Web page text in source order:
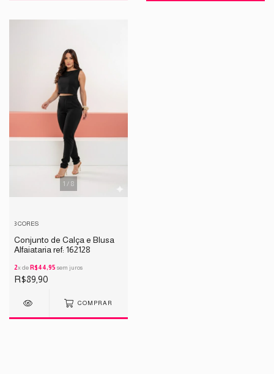
1 / 8
3 CORES
Conjunto de Calça e Blusa
Alfaiataria ref: 162128
2x de R$44,95 sem juros
R$89,90
COMPRAR